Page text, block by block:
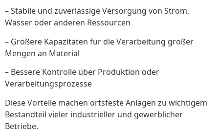
– Stabile und zuverlässige Versorgung von Strom,
Wasser oder anderen Ressourcen
– Größere Kapazitäten für die Verarbeitung großer
Mengen an Material
– Bessere Kontrolle über Produktion oder
Verarbeitungsprozesse
Diese Vorteile machen ortsfeste Anlagen zu wichtigem
Bestandteil vieler industrieller und gewerblicher
Betriebe.